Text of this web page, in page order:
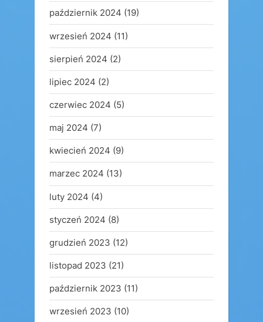
październik 2024 (19)
wrzesień 2024 (11)
sierpień 2024 (2)
lipiec 2024 (2)
czerwiec 2024 (5)
maj 2024 (7)
kwiecień 2024 (9)
marzec 2024 (13)
luty 2024 (4)
styczeń 2024 (8)
grudzień 2023 (12)
listopad 2023 (21)
październik 2023 (11)
wrzesień 2023 (10)